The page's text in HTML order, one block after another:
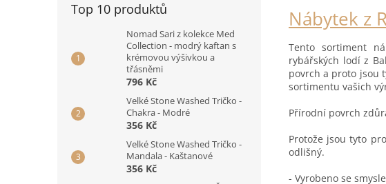
Top 10 produktů
Nomad Sari z kolekce Med
Collection - modrý kaftan s
krémovou výšivkou a
třásněmi
796 Kč
Velké Stone Washed Tričko -
Chakra - Modré
356 Kč
Velké Stone Washed Tričko -
Mandala - Kaštanové
356 Kč
Nábytek z
Tento sortiment
rybářských lodí z
povrch a proto jsou
sortimentu vašich
Přírodní povrch
Protože jsou tyto
odlišný.
- Vyrobeno se